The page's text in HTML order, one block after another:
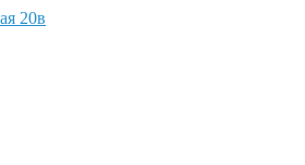
20в